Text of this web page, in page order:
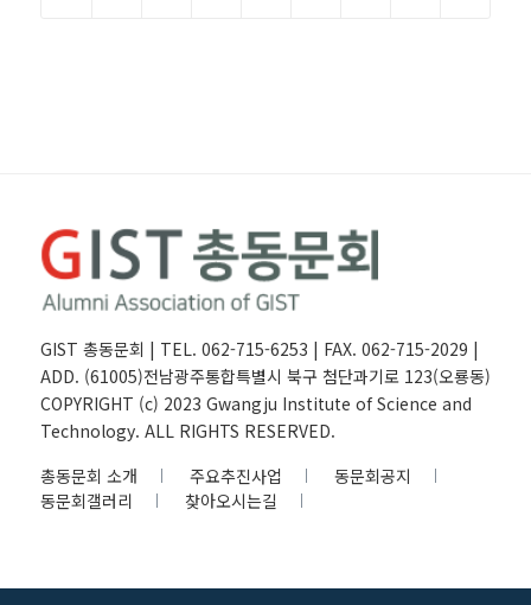
GIST 총동문회 | TEL. 062-715-6253 | FAX. 062-715-2029 |
ADD. (61005)전남광주통합특별시 북구 첨단과기로 123(오룡동)
COPYRIGHT (c) 2023 Gwangju Institute of Science and
Technology. ALL RIGHTS RESERVED.
총동문회 소개
주요추진사업
동문회공지
동문회갤러리
찾아오시는길